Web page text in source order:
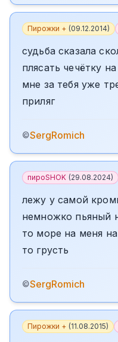
Пирожки + (09.12.2014)
судьба сказала
плясать чечётку
мне за тебя уже
приляг
©SergRomich
пироSHOK (29.08.2024)
лежу у самой
немножко пьяный
то море на меня
то грусть
©SergRomich
Пирожки + (11.08.2015)